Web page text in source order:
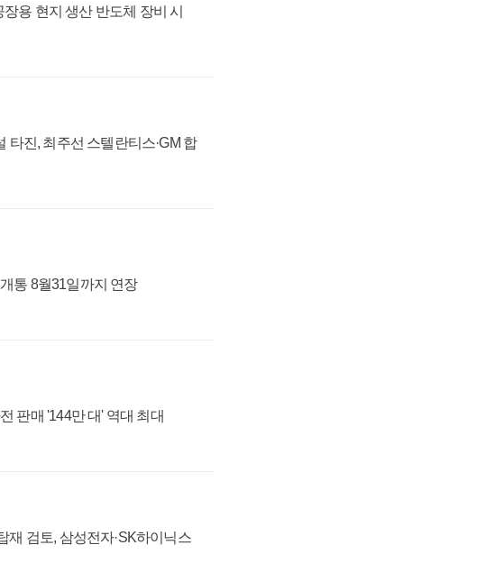
용 현지 생산 반도체 장비 시
타진, 최주선 스텔란티스·GM 합
통 8월31일까지 연장
판매 '144만 대' 역대 최대
재 검토, 삼성전자·SK하이닉스